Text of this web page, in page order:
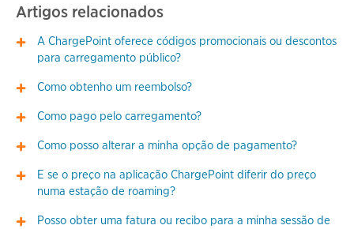
Artigos relacionados
A ChargePoint oferece códigos promocionais ou descontos
para carregamento público?
Como obtenho um reembolso?
Como pago pelo carregamento?
Como posso alterar a minha opção de pagamento?
E se o preço na aplicação ChargePoint diferir do preço
numa estação de roaming?
Posso obter uma fatura ou recibo para a minha sessão de